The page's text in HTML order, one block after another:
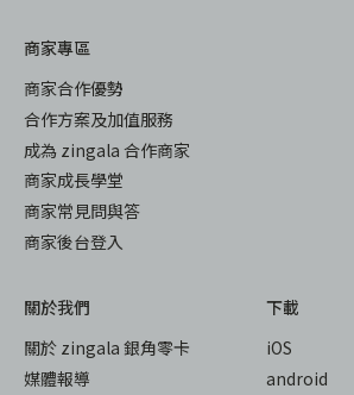
商家專區
商家合作優勢
合作方案及加值服務
成為 zingala 合作商家
商家成長學堂
商家常見問與答
商家後台登入
關於我們
關於 zingala 銀角零卡
媒體報導
下載
iOS
android